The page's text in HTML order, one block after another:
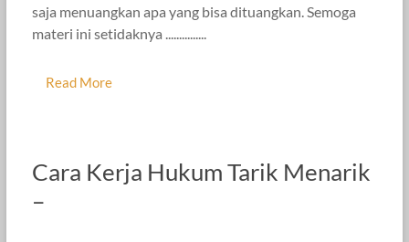
saja menuangkan apa yang bisa dituangkan. Semoga
materi ini setidaknya ...............
Read More
Cara Kerja Hukum Tarik Menarik
–